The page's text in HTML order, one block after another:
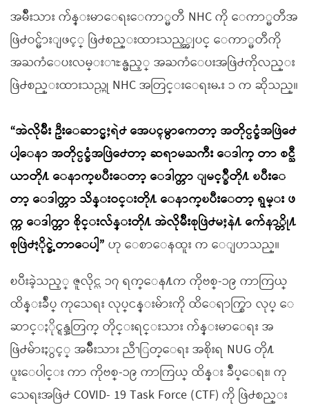
အမ်ိဳးသား က်န္းမာေရးေကာ္မတီ NHC ကို ေကာ္မတီအ
ဖြဲ႕ဝင္မ်ားျဖင့္ ဖြဲ႕စည္းထားသည့္အျပင္ ေကာ္မတီကို
အႀကံေပးလမ္းၫႊန္မည့္ အႀကံေပးအဖြဲ႕ကိုလည္း
ဖြဲ႕စည္းထားသည္ဟု NHC အတြင္းေရးမႉး ၁ က ဆိုသည္။
“အဲလိုမ်ိဳး ဦးေဆာင္မႈရဲ႕ အေပၚမွာကေတာ့ အတိုင္ပင္ခံအဖြဲ႕ေ
ပါ့ေနာ အတိုင္ပင္ခံအဖြဲ႕ေတာ့ ဆရာမႀကီး ေဒါက္ တာ စင္သီ
ယာတို႔ ေနာက္ၿပီးေတာ့ ေဒါက္တာ ျမင့္ခ်ိဳတို႔ ၿပီးေ
တာ့ ေဒါက္တာ သိန္းဝင္းတို႔ ေနာက္ၿပီးေတာ့ ရွမ္း ဖ
က္က ေဒါက္တာ စိုင္းလ်န္းတို႔ အဲလိုမ်ိဳးစုဖြဲ႕မႈနဲ႔ က်ေနာ္တို႔
စုဖြဲ႕ႏိုင္ခဲ့တာေပါ့” ဟု ေစာေနထူး က ေျပာသည္။
ၿပီးခဲ့သည့္ ဇူလိုင္လ ၁၇ ရက္ေန႔က ကိုဗစ္-၁၉ ကာကြယ္
ထိန္းခ်ဳပ္ ကုသေရး လုပ္ငန္းမ်ားကို ထိေရာက္စြာ လုပ္ ေ
ဆာင္ႏိုင္ရန္အတြက္ တိုင္းရင္းသား က်န္းမာေရး အ
ဖြဲ႕မ်ားႏွင့္ အမ်ိဳးသား ညီၫြတ္ေရး အစိုးရ NUG တို႔
ပူးေပါင္း ကာ ကိုဗစ္-၁၉ ကာကြယ္ ထိန္း ခ်ဳပ္ေရး၊ ကု
သေရးအဖြဲ႕ COVID- 19 Task Force (CTF) ကို ဖြဲ႕စည္း